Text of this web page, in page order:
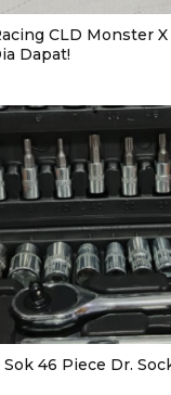
CLD Monster X
Dapat!
46 Piece Dr.